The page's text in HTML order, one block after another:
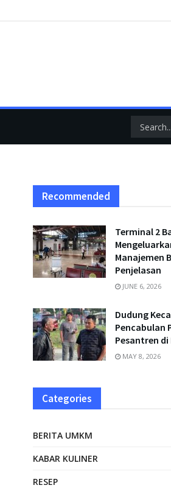
Recommended
Terminal 2
Manajemen
Penjelasan
JUNE 6, 2026
Dudung
Pencabulan
Pesantren di
MAY 8, 2026
Categories
BERITA UMKM
KABAR KULINER
RESEP